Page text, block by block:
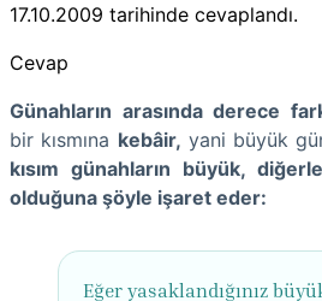
17.10.2009 tarihinde cevaplandı.
Cevap
Günahların arasında derece
bir kısmına kebâir, yani büyük
kısım günahların büyük,
olduğuna şöyle işaret eder:
Eğer yasaklandığınız